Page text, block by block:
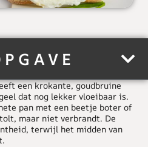
een krokante, goudbruine
dat nog lekker vloeibaar is.
pan met een beetje boter of
maar niet verbrandt. De
terwijl het midden van